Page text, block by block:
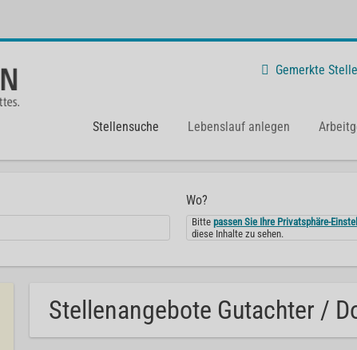
Gemerkte
Stellensuche Lebenslauf anlegen
Wo?
Bittepassen Sie Ihre Privatsphäre-
diese Inhalte zu sehen.
Stellenangebote Gutachter /